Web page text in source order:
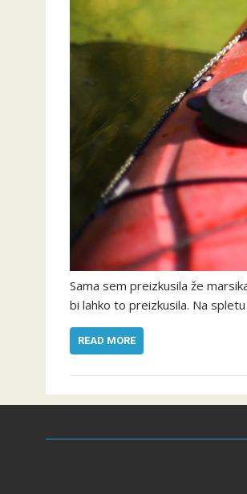
Sama sem preizkusila že
bi lahko to preizkusila. Na
READ MORE